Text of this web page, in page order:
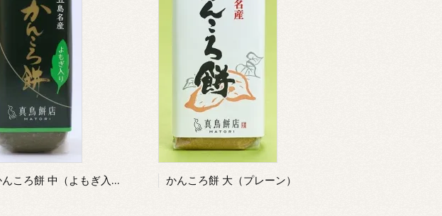
かんころ餅 中（よもぎ入り） かんころ餅 大（プレーン）